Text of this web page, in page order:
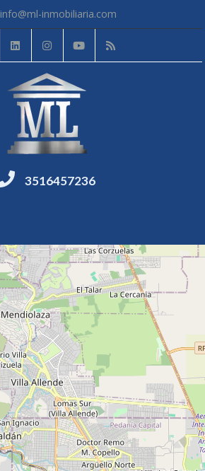
info@ml-inmobiliaria.com
3516457236